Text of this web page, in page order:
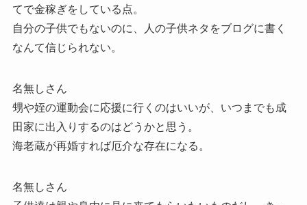
てで金稼ぎをしている点。
自分の子供でもないのに、人の子供ネタをブログに書く
なんて信じられない。
名無しさん
甥や姪の運動会に応援に行くのはいいが、いつまでも成
田家に出入りするのはどうかと思う。
海老蔵が再婚すれば厄介な存在になる。
名無しさん